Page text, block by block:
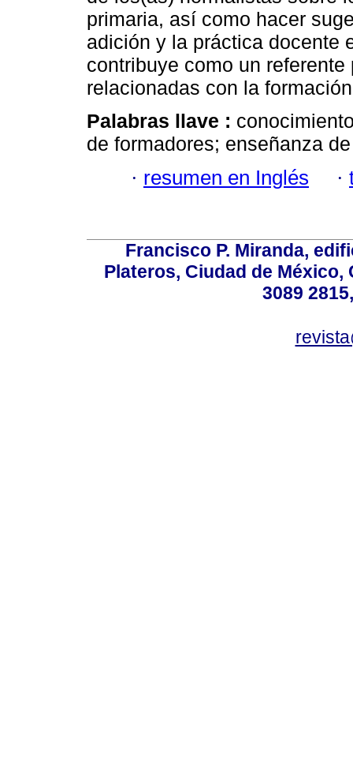
primaria, así como hacer
adición y la práctica docente
contribuye como un
relacionadas con la
Palabras llave :
de formadores; enseñanza
· resumen en Inglés ·
Francisco P. Miranda,
Plateros, Ciudad de México,
3089